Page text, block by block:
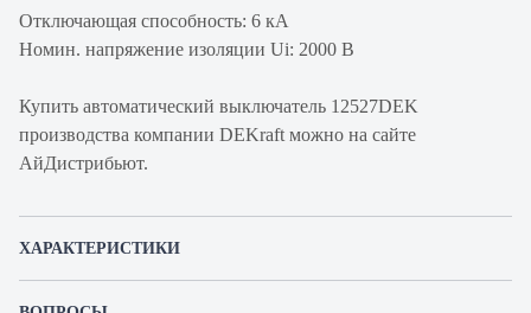
Отключающая способность: 6 кА
Номин. напряжение изоляции Ui: 2000 В
Купить автоматический выключатель 12527DEK
производства компании DEKraft можно на сайте
АйДистрибьют.
ХАРАКТЕРИСТИКИ